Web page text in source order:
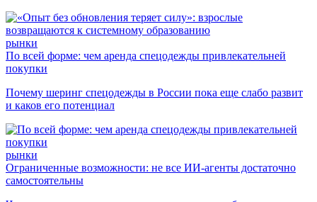
рынки
По всей форме: чем аренда спецодежды привлекательней
покупки
Почему шеринг спецодежды в России пока еще слабо развит
и каков его потенциал
рынки
Ограниченные возможности: не все ИИ-агенты достаточно
самостоятельны